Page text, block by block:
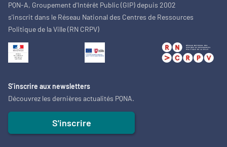
PQN-A, Groupement d'Intérêt Public (GIP) depuis 2002
s'inscrit dans le Réseau National des Centres de Ressources
Politique de la Ville (RN CRPV)
S’inscrire aux newsletters
Découvrez les dernières actualités PQNA.
S'inscrire